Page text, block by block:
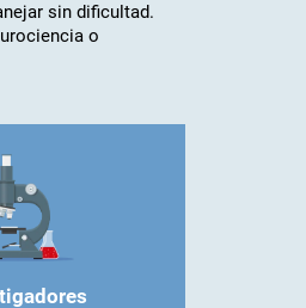
sin dificultad.
o